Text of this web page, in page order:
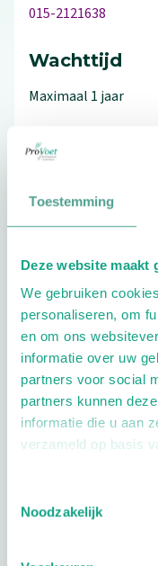
Toestemming
Deze website maakt
We gebruiken
personaliseren, om
en om ons
informatie over uw
partners voor social
partners kunnen
informatie die u aan
verzameld op basis
Noodzakelijk
015-2121638
Wachttijd
Maximaal 1 jaar
Bezoek
Leefstijl en